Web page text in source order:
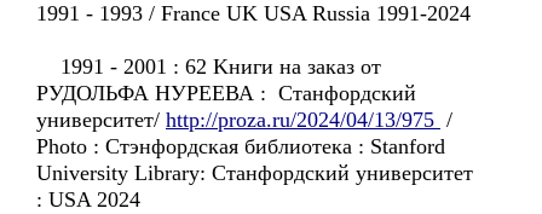
1991 - 1993 / France UK USA Russia 1991-2024
1991 - 2001 : 62 Kниги нa зaказ oт
РУДОЛЬФА НУРЕЕВА : Стaнфордский
университет/ http://proza.ru/2024/04/13/975 /
Photo : Стэнфордская библиотека : Stanford
University Library: Стaнфордский университет
: USA 2024